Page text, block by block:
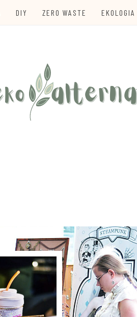
DIY ZERO WASTE EKOLOGIA